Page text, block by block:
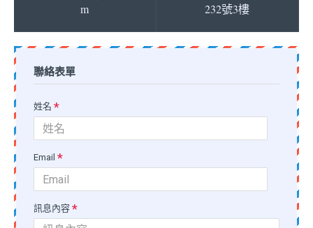
m
232號3樓
聯絡表單
姓名
Email
訊息內容